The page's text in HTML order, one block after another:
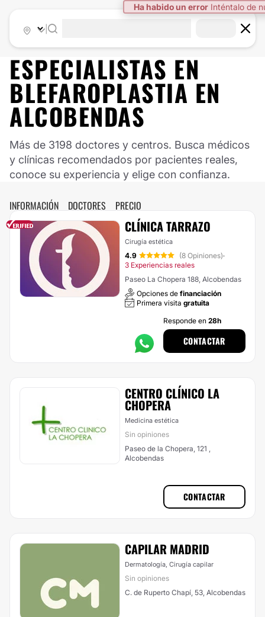
Ha habido un error Inténtalo de
ESPECIALISTAS EN
BLEFAROPLASTIA EN
ALCOBENDAS
Más de 3198 doctores y centros. Busca médicos
y clínicas recomendados por pacientes reales,
conoce su experiencia y elige con confianza.
INFORMACIÓN DOCTORES PRECIO
CLÍNICA TARRAZO
Cirugía estética
4.9 (8 Opiniones)·
3 Experiencias reales
Paseo La Chopera 188, Alcobendas
Opciones de financiación
Primera visita gratuita
Responde en 28h
CONTACTAR
CENTRO CLÍNICO LA
CHOPERA
Medicina estética
Sin opiniones
Paseo de la Chopera, 121 ,
Alcobendas
CONTACTAR
CAPILAR MADRID
Dermatología, Cirugía capilar
Sin opiniones
C. de Ruperto Chapí, 53, Alcobendas